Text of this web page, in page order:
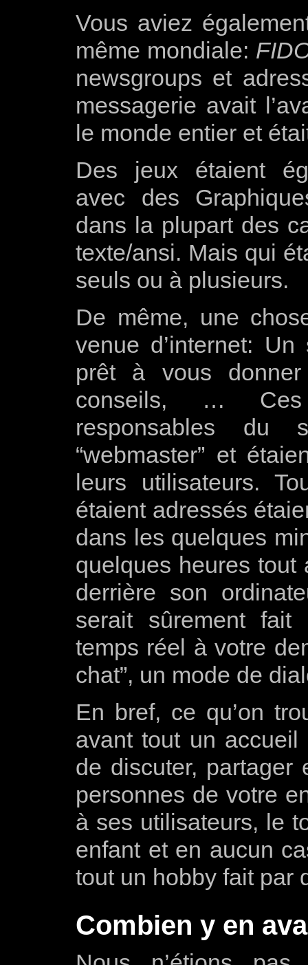
Vous aviez
même mondiale:
newsgroups et
messagerie avait
le monde entier et
Des jeux étaient
avec des
dans la plupart des
texte/ansi. Mais qui
seuls ou à plusieurs.
De même, une
venue d’internet:
prêt à vous
conseils,
… Ces
responsables du
“webmaster” et
leurs utilisateurs.
étaient adressés
dans les quelques
quelques heures
derrière son
serait sûrement
temps réel à votre
chat”, un mode de
En bref, ce qu’on
avant tout un
de discuter, partager
personnes de votre
à ses utilisateurs, le
enfant et en aucun
tout un hobby fait par
Combien y en